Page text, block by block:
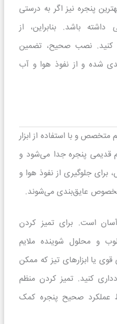
پنجره نیز اگر به درستی
باشد. بنابراین، از
نصب صحیح، تضمین
شده و از نفوذ هوا و آب
متخصص و با استفاده از ابزار
قدیمی پنجره جدا می‌شود و
جلوگیری از نفوذ هوا و
عایق‌بندی می‌شوند.
است. برای تمیز کردن
و محلول شوینده ملایم
قوی یا ابزارهای تیز که ممکن
کنید. تمیز کردن منظم
عملکرد صحیح پنجره کمک